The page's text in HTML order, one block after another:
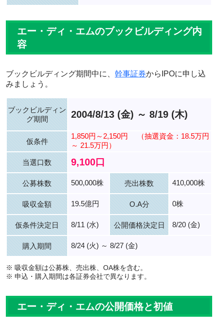
エー・ディ・エムのブックビルディング内
容
ブックビルディング期間中に、 幹事証券からIPOに申し込
みましょう。
ブックビルディン
グ期間
2004/8/13 (金) ～ 8/19 (木)
仮条件
1,850円～2,150円
（抽選資金：18.5万円
～ 21.5万円）
当選口数 9,100口
公募株数 500,000株 売出株数 410,000株
吸収金額 19.5億円 O.A分 0株
仮条件決定日 8/11 (水) 公開価格決定日 8/20 (金)
購入期間 8/24 (火) ～ 8/27 (金)
※ 吸収金額は公募株、売出株、OA株を含む。
※ 申込・購入期間は各証券会社で異なります。
エー・ディ・エムの公開価格と初値